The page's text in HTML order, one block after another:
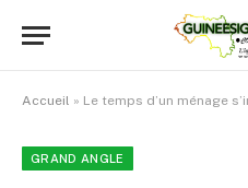
Accueil » Le temps d’un ménage s’impose: Mamadi,
GRAND ANGLE